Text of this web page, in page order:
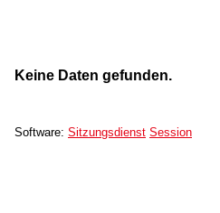
Keine Daten gefunden.
Software: Sitzungsdienst Session